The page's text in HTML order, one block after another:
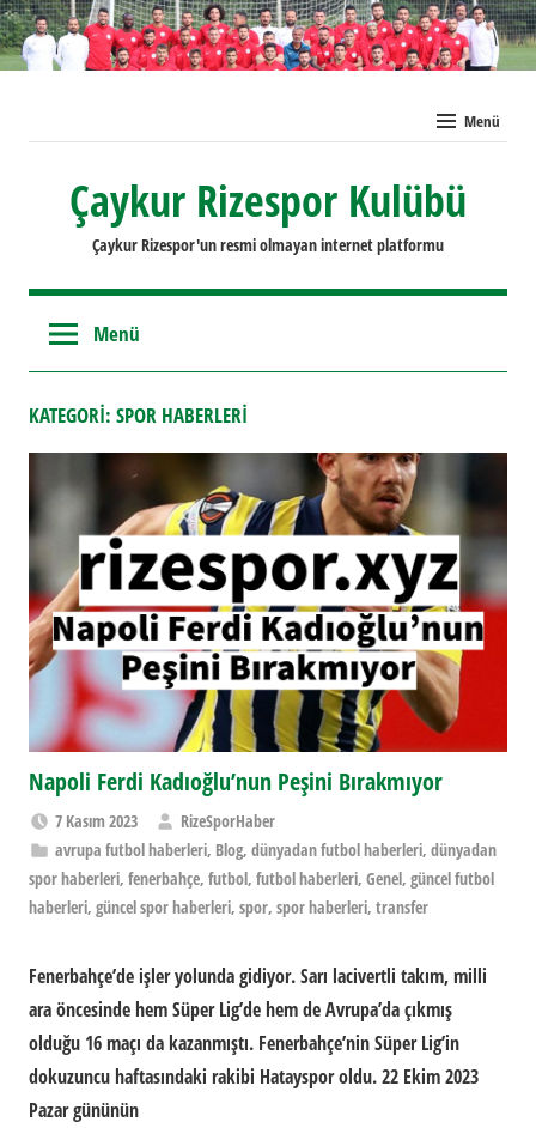
İçeriğe
geç
Menü
Çaykur Rizespor Kulübü
Çaykur Rizespor'un resmi olmayan internet platformu
Menü
KATEGORI: SPOR HABERLERI
Napoli Ferdi Kadıoğlu’nun Peşini Bırakmıyor
7 Kasım 2023
RizeSporHaber
avrupa futbol haberleri, Blog,dünyadan futbol haberleri,dünyadan
spor haberleri, fenerbahçe, futbol, futbol haberleri, Genel, güncel futbol
haberleri, güncel spor haberleri, spor, spor haberleri, transfer
Fenerbahçe’de işler yolunda gidiyor. Sarı lacivertli takım, milli
ara öncesinde hem Süper Lig’de hem de Avrupa’da çıkmış
olduğu 16 maçı da kazanmıştı. Fenerbahçe’nin Süper Lig’in
dokuzuncu haftasındaki rakibi Hatayspor oldu. 22 Ekim 2023
Pazar gününün